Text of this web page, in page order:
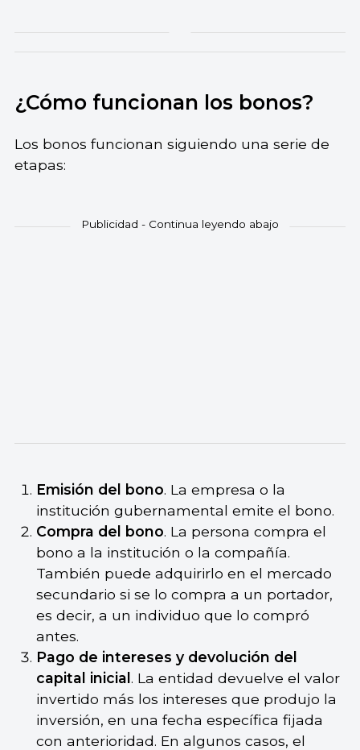
¿Cómo funcionan los bonos?
Los bonos funcionan siguiendo una serie de
etapas:
Emisión del bono. La empresa o la
institución gubernamental emite el bono.
Compra del bono. La persona compra el
bono a la institución o la compañía.
También puede adquirirlo en el mercado
secundario si se lo compra a un portador,
es decir, a un individuo que lo compró
antes.
Pago de intereses y devolución del
capital inicial . La entidad devuelve el valor
invertido más los intereses que produjo la
inversión, en una fecha específica fijada
con anterioridad. En algunos casos, el